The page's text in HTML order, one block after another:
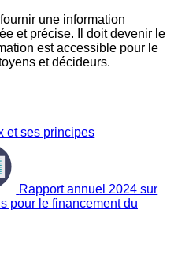
une information
et précise. Il doit devenir le
est accessible pour le
et décideurs.
et ses principes
Rapport annuel 2024 sur
pour le financement du